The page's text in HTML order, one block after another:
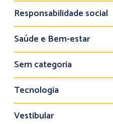
Responsabilidade social
Saúde e Bem-estar
Sem categoria
Tecnologia
Vestibular